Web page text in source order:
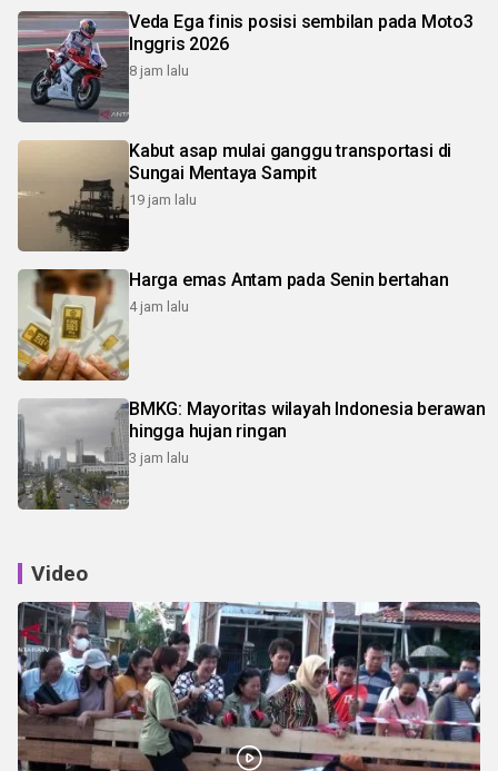
Veda Ega finis posisi sembilan pada Moto3
Inggris 2026
8 jam lalu
Kabut asap mulai ganggu transportasi di
Sungai Mentaya Sampit
19 jam lalu
Harga emas Antam pada Senin bertahan
4 jam lalu
BMKG: Mayoritas wilayah Indonesia berawan
hingga hujan ringan
3 jam lalu
Video